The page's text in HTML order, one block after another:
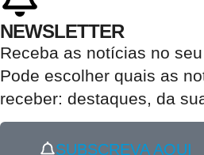
NEWSLETTER
Receba as notícias no
Pode escolher quais as
receber: destaques, da
SUBSCREVA AQUI